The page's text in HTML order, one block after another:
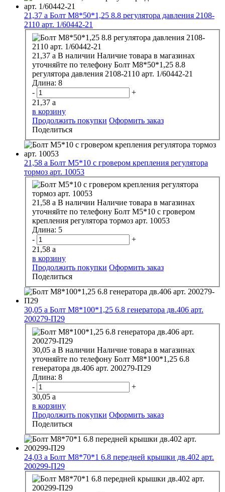
21,37 a Болт М8*50*1,25 8.8 регулятора давления 2108-
2110 арт. 1/60442-21
21,37 a В наличии Наличие товара в магазинах
уточняйте по телефону Болт М8*50*1,25 8.8
регулятора давления 2108-2110 арт. 1/60442-21
Длина: 8
-
+
21,37 a
в корзину
Продолжить покупки Оформить заказ
Поделиться
21,58 a Болт М5*10 с гровером крепления регулятора
тормоз арт. 10053
21,58 a В наличии Наличие товара в магазинах
уточняйте по телефону Болт М5*10 с гровером
крепления регулятора тормоз арт. 10053
Длина: 5
-
+
21,58 a
в корзину
Продолжить покупки Оформить заказ
Поделиться
30,05 a Болт М8*100*1,25 6.8 генератора дв.406 арт.
200279-П29
30,05 a В наличии Наличие товара в магазинах
уточняйте по телефону Болт М8*100*1,25 6.8
генератора дв.406 арт. 200279-П29
Длина: 8
-
+
30,05 a
в корзину
Продолжить покупки Оформить заказ
Поделиться
24,03 a Болт М8*70*1 6.8 передней крышки дв.402 арт.
200299-П29